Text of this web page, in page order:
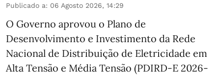
Publicado a: 06 Agosto 2026, 14:29
O Governo aprovou o Plano de
Desenvolvimento e Investimento da Rede
Nacional de Distribuição de Eletricidade em
Alta Tensão e Média Tensão (PDIRD-E 2026-